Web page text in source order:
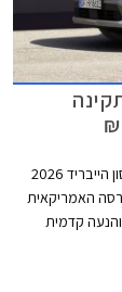
כלמוביל, יבואנית יונדאי לישראל, מודיעה על השקת יונדאי טוסון הייבריד 2026
האמריקאית
קדמית